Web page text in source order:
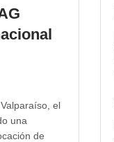
el
una
de